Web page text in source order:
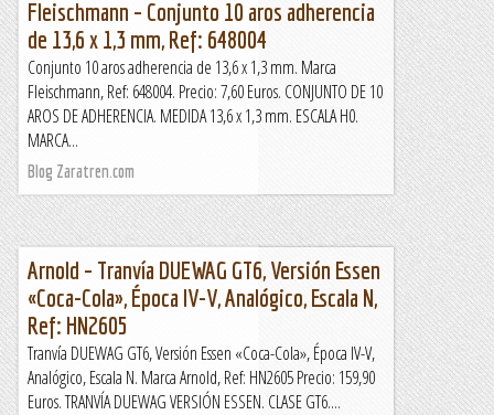
Fleischmann – Conjunto 10 aros adherencia
de 13,6 x 1,3 mm, Ref: 648004
Conjunto 10 aros adherencia de 13,6 x 1,3 mm. Marca
Fleischmann, Ref: 648004. Precio: 7,60 Euros. CONJUNTO DE 10
AROS DE ADHERENCIA. MEDIDA 13,6 x 1,3 mm. ESCALA H0.
MARCA...
Blog Zaratren.com
Arnold – Tranvía DUEWAG GT6, Versión Essen
«Coca-Cola», Época IV-V, Analógico, Escala N,
Ref: HN2605
Tranvía DUEWAG GT6, Versión Essen «Coca-Cola», Época IV-V,
Analógico, Escala N. Marca Arnold, Ref: HN2605 Precio: 159,90
Euros. TRANVÍA DUEWAG VERSIÓN ESSEN. CLASE GT6....